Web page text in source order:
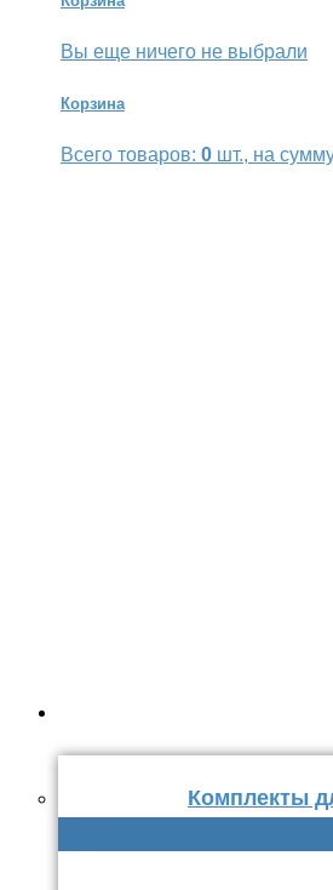
Вы еще ничего не выбрали
Корзина
Всего товаров: 0 шт., на
Комплекты